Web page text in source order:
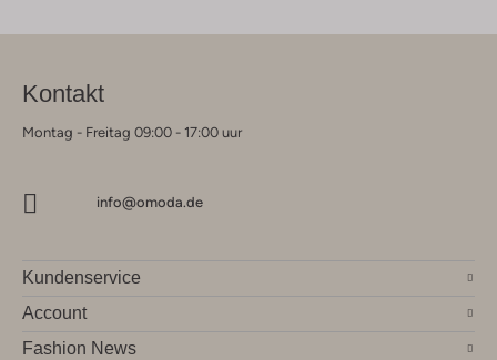
Kontakt
Montag - Freitag 09:00 - 17:00 uur
info@omoda.de
Kundenservice
Account
Fashion News